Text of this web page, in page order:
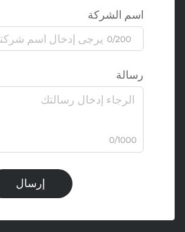
اسم الشركة
0/200
رسالة
0/1000
إرسال